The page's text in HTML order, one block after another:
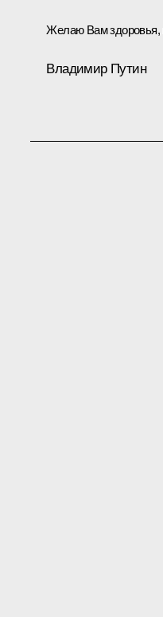
Желаю Вам здоровья,
Владимир Путин